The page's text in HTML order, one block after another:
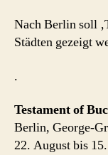
Nach Berlin soll
Städten gezeigt
.
Testament of
Berlin, George-
22. August bis